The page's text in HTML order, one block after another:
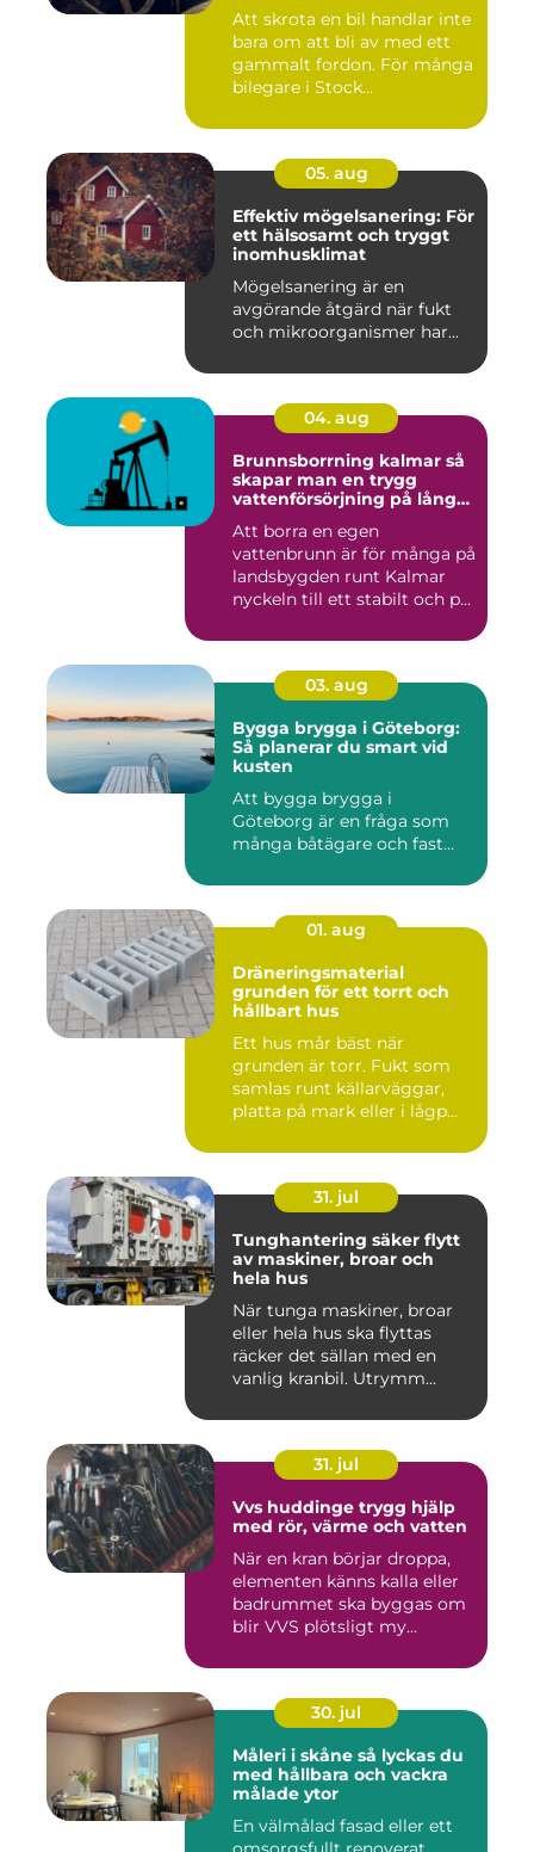
Att skrota en bil handlar inte
bara om att bli av med ett
gammalt fordon. För många
bilegare i Stock...
05. aug
Effektiv mögelsanering: För
ett hälsosamt och tryggt
inomhusklimat
Mögelsanering är en
avgörande åtgärd när fukt
och mikroorganismer har...
04. aug
Brunnsborrning kalmar så
skapar man en trygg
vattenförsörjning på lång
Att borra en egen
vattenbrunn är för många på
landsbygden runt Kalmar
nyckeln till ett stabilt och p...
03. aug
Bygga brygga i Göteborg:
Så planerar du smart vid
kusten
Att bygga brygga i
Göteborg är en fråga som
många båtägare och fast...
01. aug
Dräneringsmaterial
grunden för ett torrt och
hållbart hus
Ett hus mår bäst när
grunden är torr. Fukt som
samlas runt källarväggar,
platta på mark eller i lågp...
31. jul
Tunghantering säker flytt
av maskiner, broar och
hela hus
När tunga maskiner, broar
eller hela hus ska flyttas
räcker det sällan med en
vanlig kranbil. Utrymm...
31. jul
Vvs huddinge trygg hjälp
med rör, värme och vatten
När en kran börjar droppa,
elementen känns kalla eller
badrummet ska byggas om
blir VVS plötsligt my...
30. jul
Måleri i skåne så lyckas du
med hållbara och vackra
målade ytor
En välmålad fasad eller ett